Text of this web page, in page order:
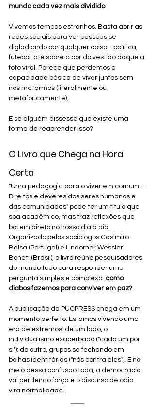
mundo cada vez mais dividido
Vivemos tempos estranhos. Basta abrir as
redes sociais para ver pessoas se
digladiando por qualquer coisa - política,
futebol, até sobre a cor do vestido daquela
foto viral. Parece que perdemos a
capacidade básica de viver juntos sem
nos matarmos (literalmente ou
metaforicamente).
E se alguém dissesse que existe uma
forma de reaprender isso?
O Livro que Chega na Hora
Certa
"Uma pedagogia para o viver em comum –
Direitos e deveres dos seres humanos e
das comunidades" pode ter um título que
soa acadêmico, mas traz reflexões que
batem direto no nosso dia a dia.
Organizado pelos sociólogos Casimiro
Balsa (Portugal) e Lindomar Wessler
Boneti (Brasil), o livro reúne pesquisadores
do mundo todo para responder uma
pergunta simples e complexa: como
diabos fazemos para conviver em paz?
A publicação da PUCPRESS chega em um
momento perfeito. Estamos vivendo uma
era de extremos: de um lado, o
individualismo exacerbado ("cada um por
si"); do outro, grupos se fechando em
bolhas identitárias ("nós contra eles"). E no
meio dessa confusão toda, a democracia
vai perdendo força e o discurso de ódio
vira normalidade.